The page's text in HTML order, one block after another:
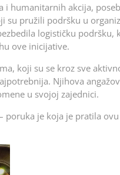
i humanitarnih akcija,
su pružili podršku u
logističku
ove inicijative.
koji su se kroz sve
Njihova
u svojoj zajednici.
poruka je koja je pratila